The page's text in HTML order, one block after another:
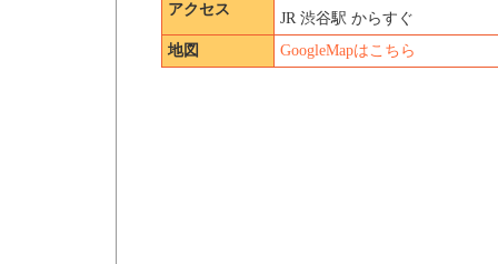
アクセス
JR 渋谷駅 からすぐ
地図
GoogleMapはこちら